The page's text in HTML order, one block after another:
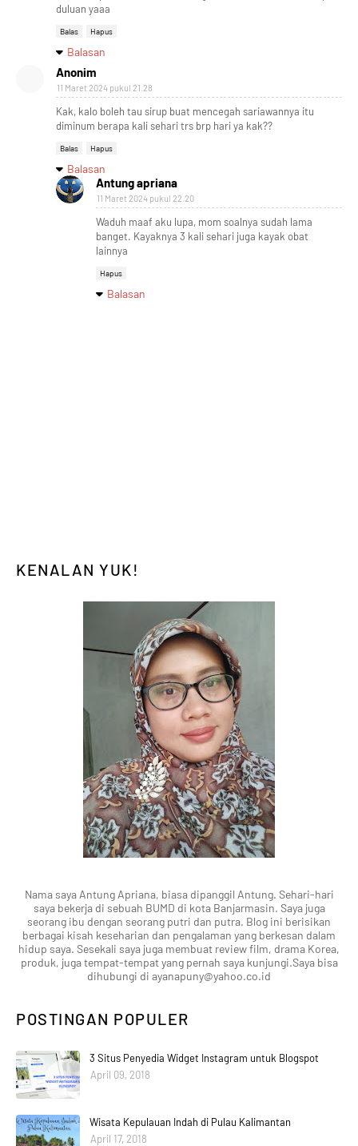
duluan yaaa
Balas Hapus
Balasan
Anonim
11 Maret 2024 pukul 21.28
Kak, kalo boleh tau sirup buat mencegah sariawannya itu
diminum berapa kali sehari trs brp hari ya kak??
Balas Hapus
Balasan
Antung apriana
11 Maret 2024 pukul 22.20
Waduh maaf aku lupa, mom soalnya sudah lama
banget. Kayaknya 3 kali sehari juga kayak obat
lainnya
Hapus
Balasan
KENALAN YUK!
Nama saya Antung Apriana, biasa dipanggil Antung. Sehari-hari
saya bekerja di sebuah BUMD di kota Banjarmasin. Saya juga
seorang ibu dengan seorang putri dan putra. Blog ini berisikan
berbagai kisah keseharian dan pengalaman yang berkesan dalam
hidup saya. Sesekali saya juga membuat review film, drama Korea,
produk, juga tempat-tempat yang pernah saya kunjungi.Saya bisa
dihubungi di ayanapuny@yahoo.co.id
POSTINGAN POPULER
3 Situs Penyedia Widget Instagram untuk Blogspot
April 09, 2018
Wisata Kepulauan Indah di Pulau Kalimantan
April 17, 2018